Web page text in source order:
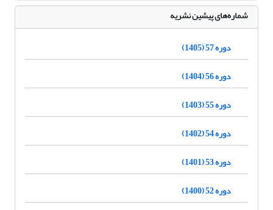
شماره‌های پیشین نشریه
دوره 57 (1405)
دوره 56 (1404)
دوره 55 (1403)
دوره 54 (1402)
دوره 53 (1401)
دوره 52 (1400)